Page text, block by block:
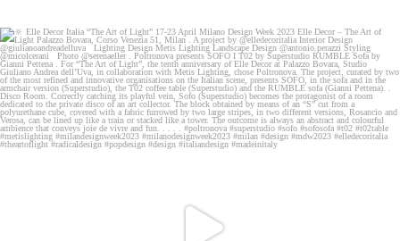
🔆 Elle Decor Italia “The Art of Light”
17-23...
470 3